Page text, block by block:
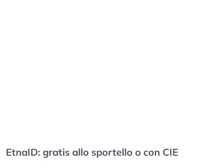
EtnaID: gratis allo sportello o con CIE